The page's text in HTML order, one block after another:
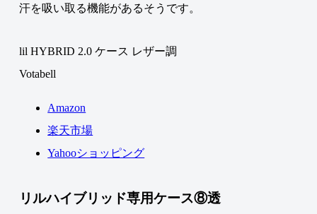
汗を吸い取る機能があるそうです。
lil HYBRID 2.0 ケース レザー調
Votabell
Amazon
楽天市場
Yahooショッピング
リルハイブリッド専用ケース⑧透